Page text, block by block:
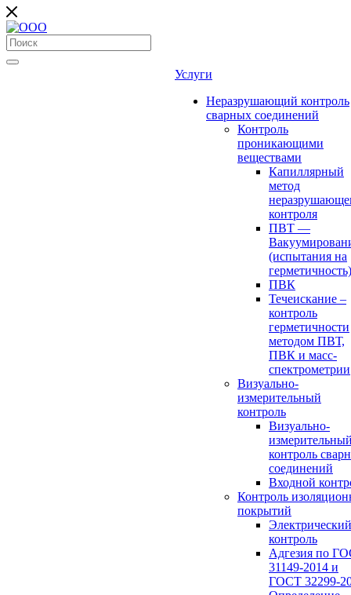
Услуги
Неразрушающий контроль
сварных соединений
Контроль
проникающими
веществами
Капиллярный
метод
контроля
ПВТ —
(испытания на
герметичность)
ПВК
Течеискание –
контроль
герметичности
методом ПВТ,
ПВК и масс-
спектрометрии
Визуально-
измерительный
контроль
Визуально-
контроль
соединений
Входной
Контроль
покрытий
Электрический
контроль
Адгезия по
31149-2014 и
ГОСТ 32299-